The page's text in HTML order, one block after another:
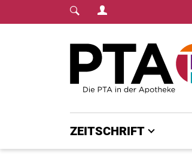
Login Menu
ZEITSCHRIFT